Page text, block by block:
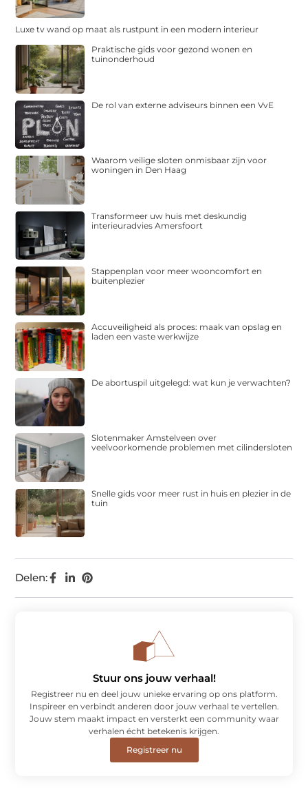
Delen:
Luxe tv wand op maat als rustpunt in een modern interieur
Praktische gids voor gezond wonen en
tuinonderhoud
De rol van externe adviseurs binnen een VvE
Waarom veilige sloten onmisbaar zijn voor
woningen in Den Haag
Transformeer uw huis met deskundig
interieuradvies Amersfoort
Stappenplan voor meer wooncomfort en
buitenplezier
Accuveiligheid als proces: maak van opslag en
laden een vaste werkwijze
De abortuspil uitgelegd: wat kun je verwachten?
Slotenmaker Amstelveen over
veelvoorkomende problemen met cilindersloten
Snelle gids voor meer rust in huis en plezier in de
tuin
Stuur ons jouw verhaal!
Registreer nu en deel jouw unieke ervaring op ons platform.
Inspireer en verbindt anderen door jouw verhaal te vertellen.
Jouw stem maakt impact en versterkt een community waar
verhalen écht betekenis krijgen.
Registreer nu